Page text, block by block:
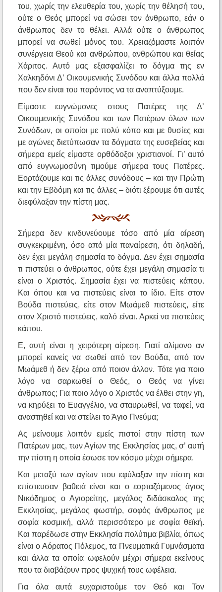
του, χωρίς την ελευθερία του, χωρίς την θέλησή του,
ούτε ο Θεός μπορεί να σώσει τον άνθρωπο, εάν ο
άνθρωπος δεν το θέλει. Αλλά ούτε ο άνθρωπος
μπορεί να σωθεί μόνος του. Χρειαζόμαστε λοιπόν
συνέργεια Θεού και ανθρώπου, ανθρώπου και θείας
Χάριτος. Αυτό μας εξασφαλίζει το δόγμα της εν
Χαλκηδόνι Δ’ Οικουμενικής Συνόδου και άλλα πολλά
που δεν είναι του παρόντος να τα αναπτύξουμε.
Είμαστε ευγνώμονες στους Πατέρες της Δ’
Οικουμενικής Συνόδου και των Πατέρων όλων των
Συνόδων, οι οποίοι με πολύ κόπο και με θυσίες και
με αγώνες διετύπωσαν τα δόγματα της ευσεβείας και
σήμερα εμείς είμαστε ορθόδοξοι χριστιανοί. Γι’ αυτό
από ευγνωμοσύνη τιμούμε σήμερα τους Πατέρες.
Εορτάζουμε και τις άλλες συνόδους – και την Πρώτη
και την Εβδόμη και τις άλλες – διότι ξέρουμε ότι αυτές
διεφύλαξαν την πίστη μας.
Σήμερα δεν κινδυνεύουμε τόσο από μία αίρεση
συγκεκριμένη, όσο από μία παναίρεση, ότι δηλαδή,
δεν έχει μεγάλη σημασία το δόγμα. Δεν έχει σημασία
τι πιστεύει ο άνθρωπος, ούτε έχει μεγάλη σημασία τι
είναι ο Χριστός. Σημασία έχει να πιστεύεις κάπου.
Και όπου και να πιστεύεις είναι το ίδιο. Είτε στον
Βούδα πιστεύεις, είτε στον Μωάμεθ πιστεύεις, είτε
στον Χριστό πιστεύεις, καλό είναι. Αρκεί να πιστεύεις
κάπου.
Ε, αυτή είναι η χειρότερη αίρεση. Γιατί αλίμονο αν
μπορεί κανείς να σωθεί από τον Βούδα, από τον
Μωάμεθ ή δεν ξέρω από ποιον άλλον. Τότε για ποιο
λόγο να σαρκωθεί ο Θεός, ο Θεός να γίνει
άνθρωπος; Για ποιο λόγο ο Χριστός να έλθει στην γη,
να κηρύξει το Ευαγγέλιο, να σταυρωθεί, να ταφεί, να
αναστηθεί και να στείλει το Άγιο Πνεύμα;
Ας μείνουμε λοιπόν εμείς πιστοί στην πίστη των
Πατέρων μας, των Αγίων της Εκκλησίας μας, σ’ αυτή
την πίστη η οποία έσωσε τον κόσμο μέχρι σήμερα.
Και μεταξύ των αγίων που εφύλαξαν την πίστη και
επίστευσαν βαθειά είναι και ο εορταζόμενος άγιος
Νικόδημος ο Αγιορείτης, μεγάλος διδάσκαλος της
Εκκλησίας, μεγάλος φωστήρ, σοφός άνθρωπος με
σοφία κοσμική, αλλά περισσότερο με σοφία θεϊκή.
Και παρέδωσε στην Εκκλησία πολύτιμα βιβλία, όπως
είναι ο Αόρατος Πόλεμος, τα Πνευματικά Γυμνάσματα
και άλλα τα οποία ωφελούν μέχρι σήμερα εκείνους
που τα διαβάζουν προς ψυχική τους ωφέλεια.
Για όλα αυτά ευχαριστούμε τον Θεό και Τον